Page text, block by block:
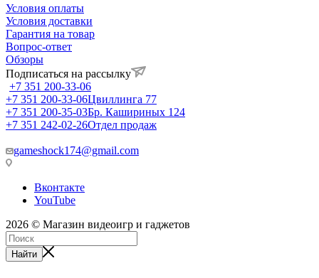
Условия оплаты
Условия доставки
Гарантия на товар
Вопрос-ответ
Обзоры
Подписаться на рассылку
+7 351 200-33-06
+7 351 200-33-06Цвиллинга 77
+7 351 200-35-03Бр. Кашириных 124
+7 351 242-02-26Отдел продаж
gameshock174@gmail.com
Вконтакте
YouTube
2026 © Магазин видеоигр и гаджетов
Найти